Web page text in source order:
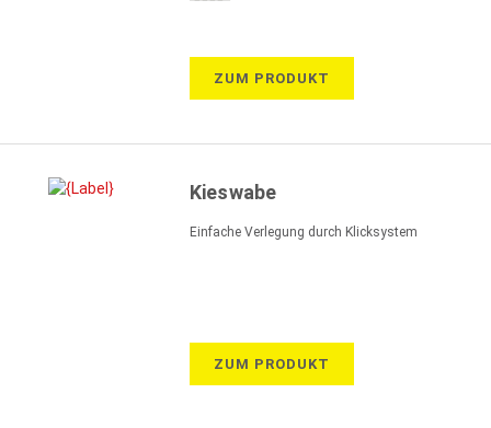
ZUM PRODUKT
Kieswabe
Einfache Verlegung durch Klicksystem
ZUM PRODUKT